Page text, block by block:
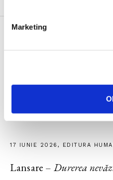
Marketing
23 IUNIE 2026, EDITURA
cu Radu
17 IUNIE 2026, EDITURA
Lansare – Durerea